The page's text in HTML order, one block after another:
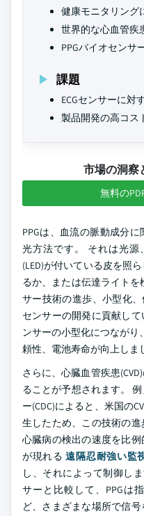
健康モニタリング
世界的な心血管疾
PPGバイオセンサ
課題
ECGセンサーに対
製品開発の高コス
市場の洞察
無料の
PPGは、血流の脈動成分
光方法です。 それは光源
(LED)が付いている皮を照
るか、または伝達ライト
サー技術の進歩、小型化
センサーの開発に貢献し
ンサーの小型化につながり、
頼性、電池寿命が向上しま
さらに、心臓血管疾患
ることが予想されます。
ー(CDC)によると、米国の
生したため、この技術の進
心臓病の検出の速度を比
が現れる遠隔忍耐強い監
し、それによって制御し
サーと比較して、PPGは
ど、さまざまな場所で信